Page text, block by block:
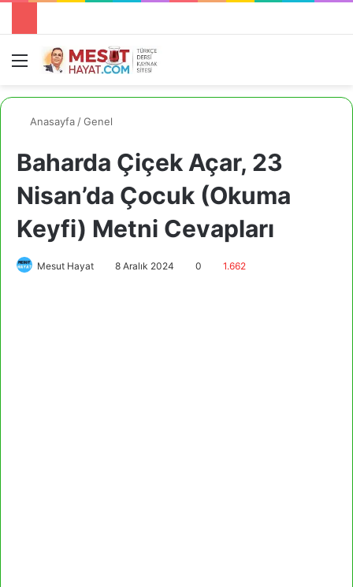
Menü
Anasayfa /Genel
Baharda Çiçek Açar, 23
Nisan’da Çocuk (Okuma
Keyfi) Metni Cevapları
Mesut Hayat 8 Aralık 2024 0 1.662